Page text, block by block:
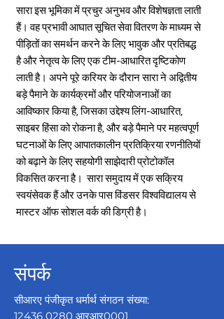
सारा इस भूमिका में प्रचुर अनुभव और विशेषज्ञता लाती
हैं। वह प्रभावी आघात सूचित सेवा वितरण के माध्यम से
पीड़ितों का समर्थन करने के लिए भावुक और प्रतिबद्ध
है और नेतृत्व के लिए एक टीम-आधारित दृष्टिकोण
लाती है। अपने पूरे करियर के दौरान सारा ने अद्वितीय
बड़े पैमाने के कार्यक्रमों और परियोजनाओं का
आविष्कार किया है, जिसका उद्देश्य लिंग-आधारित,
साइबर हिंसा को रोकना है, और बड़े पैमाने पर महत्वपूर्ण
घटनाओं के लिए आपातकालीन प्रतिक्रिया रणनीतियों
को बढ़ाने के लिए सहयोगी साझेदारी प्रोटोकॉल
विकसित करना है। सारा समुदाय में एक सक्रिय
स्वयंसेवक हैं और उनके पास विंडसर विश्वविद्यालय से
मास्टर ऑफ सोशल वर्क की डिग्री है।
संपर्क
सीआरए पंजीकृत धर्मार्थ संगठन संख्या:
12436 0280 आरआर0001